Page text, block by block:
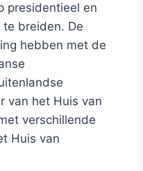
presidentieel en
breiden. De
hebben met de
van het Huis van
verschillende
Huis van